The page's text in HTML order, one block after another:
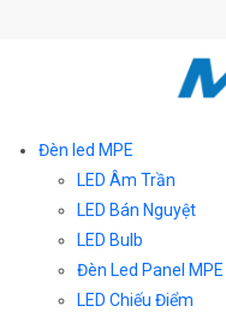
Đèn led MPE
LED Âm Trần
LED Bán Nguyệt
LED Bulb
Đèn Led Panel MPE
LED Chiếu Điểm